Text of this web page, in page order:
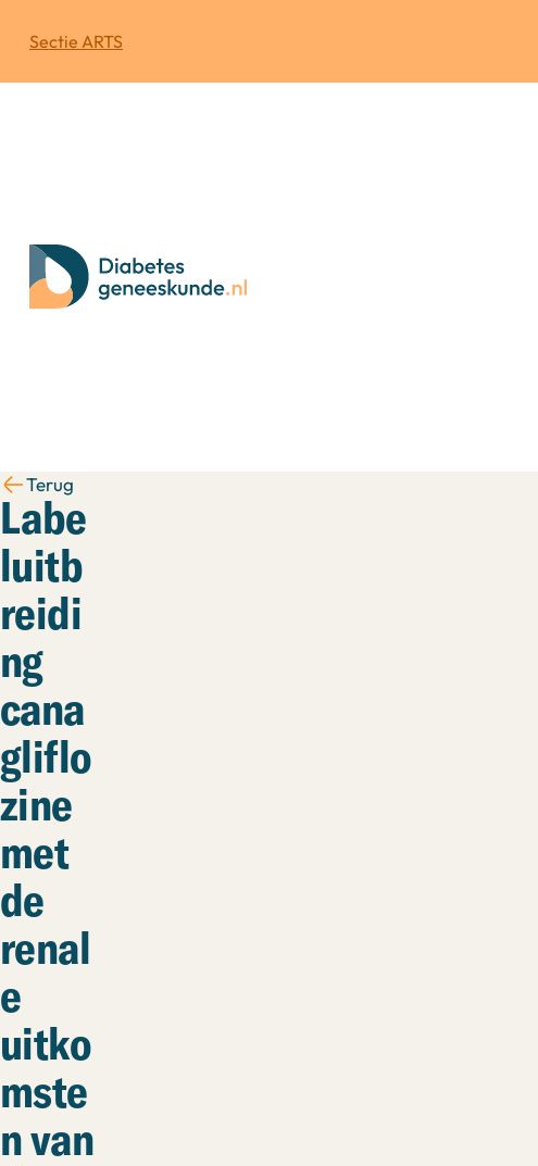
Sectie ARTS
Terug
Labe
luitb
reidi
ng
cana
gliflo
zine
met
de
renal
e
uitko
mste
n van